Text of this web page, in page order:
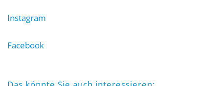
Instagram
Facebook